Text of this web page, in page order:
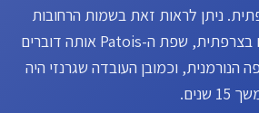
ניתן לראות זאת בשמות הרחובות
והבתים שרובם כתובים בצרפתית, שפת ה-Patois אותה דוברים
הנורמנית, וכמובן העובדה שגרנזי היה